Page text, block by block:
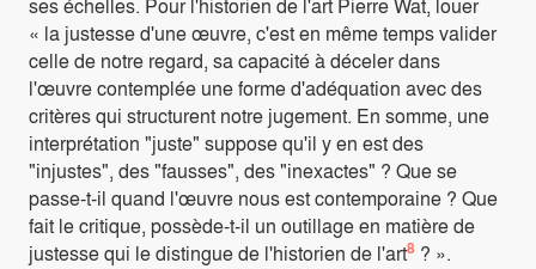
ses échelles. Pour l'historien de l'art Pierre Wat, louer
« la justesse d'une œuvre, c'est en même temps valider
celle de notre regard, sa capacité à déceler dans
l'œuvre contemplée une forme d'adéquation avec des
critères qui structurent notre jugement. En somme, une
interprétation "juste" suppose qu'il y en est des
"injustes", des "fausses", des "inexactes" ? Que se
passe-t-il quand l'œuvre nous est contemporaine ? Que
fait le critique, possède-t-il un outillage en matière de
justesse qui le distingue de l'historien de l'art8 ? ».